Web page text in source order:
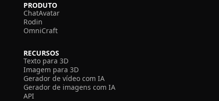
PRODUTO
ChatAvatar
Rodin
OmniCraft
RECURSOS
Texto para 3D
Imagem para 3D
Gerador de vídeo com IA
Gerador de imagens com IA
API